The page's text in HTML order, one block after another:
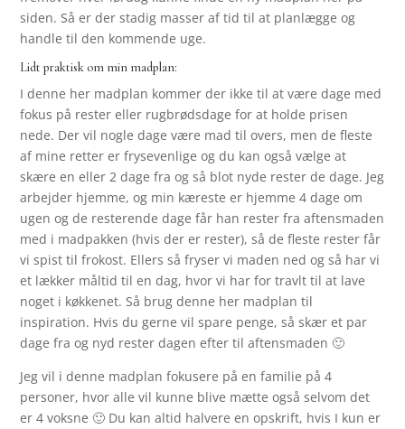
siden. Så er der stadig masser af tid til at planlægge og
handle til den kommende uge.
Lidt praktisk om min madplan:
I denne her madplan kommer der ikke til at være dage med
fokus på rester eller rugbrødsdage for at holde prisen
nede. Der vil nogle dage være mad til overs, men de fleste
af mine retter er frysevenlige og du kan også vælge at
skære en eller 2 dage fra og så blot nyde rester de dage. Jeg
arbejder hjemme, og min kæreste er hjemme 4 dage om
ugen og de resterende dage får han rester fra aftensmaden
med i madpakken (hvis der er rester), så de fleste rester får
vi spist til frokost. Ellers så fryser vi maden ned og så har vi
et lækker måltid til en dag, hvor vi har for travlt til at lave
noget i køkkenet. Så brug denne her madplan til
inspiration. Hvis du gerne vil spare penge, så skær et par
dage fra og nyd rester dagen efter til aftensmaden 🙂
Jeg vil i denne madplan fokusere på en familie på 4
personer, hvor alle vil kunne blive mætte også selvom det
er 4 voksne 🙂 Du kan altid halvere en opskrift, hvis I kun er